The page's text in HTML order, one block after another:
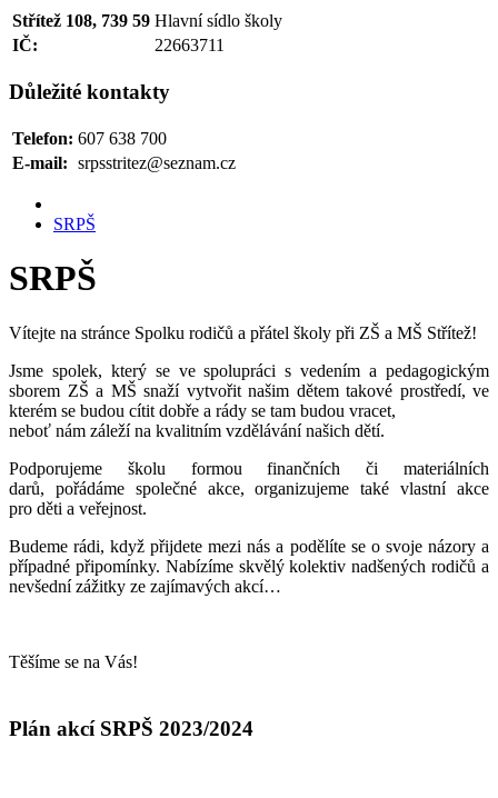
Střítež 108, 739 59 Hlavní sídlo školy
IČ:
22663711
Důležité kontakty
Telefon: 607 638 700
E-mail: srpsstritez@seznam.cz
SRPŠ
SRPŠ
Vítejte na stránce Spolku rodičů a přátel školy při ZŠ a MŠ Střítež!
Jsme spolek, který se ve spolupráci s vedením a pedagogickým
sborem ZŠ a MŠ snaží vytvořit našim dětem takové prostředí, ve
kterém se budou cítit dobře a rády se tam budou vracet,
neboť nám záleží na kvalitním vzdělávání našich dětí.
Podporujeme školu formou finančních či materiálních
darů,
pořádáme společné akce, organizujeme také vlastníakce
pro děti a veřejnost.
Budeme rádi, když přijdete mezi nás a podělíte se o svoje názory a
případné připomínky. Nabízíme skvělý kolektiv nadšených rodičů a
nevšední zážitky ze zajímavých akcí…
Těšíme se na Vás!
Plán akcí SRPŠ 2023/2024